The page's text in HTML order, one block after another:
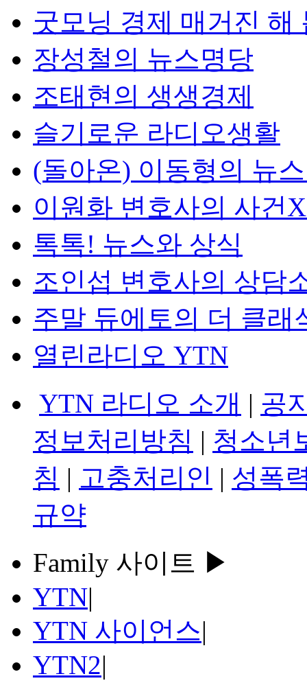
굿모닝 경제 매거진 해
장성철의 뉴스명당
조태현의 생생경제
슬기로운 라디오생활
(돌아온) 이동형의 뉴
이원화 변호사의 사건
톡톡! 뉴스와 상식
조인섭 변호사의 상담
주말 듀에토의 더 클래
열린라디오 YTN
YTN 라디오 소개 | 공
정보처리방침 | 청소년
침 | 고충처리인 | 성폭
규약
Family 사이트 ▶
YTN|
YTN 사이언스|
YTN2|